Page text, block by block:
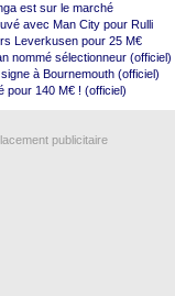
est sur le marché
avec Man City pour Rulli
Leverkusen pour 25 M€
nommé sélectionneur (officiel)
à Bournemouth (officiel)
pour 140 M€ ! (officiel)
cible aussi Konsa
publicitaire